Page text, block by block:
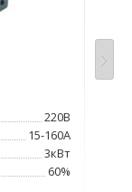
220В
15-160А
3кВт
60%